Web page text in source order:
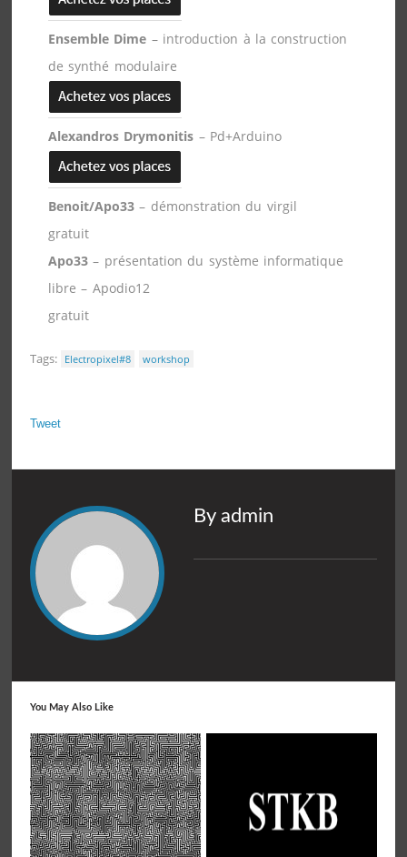
Ensemble Dime – introduction à la construction
de synthé modulaire
Alexandros Drymonitis – Pd+Arduino
Benoit/Apo33 – démonstration du virgil
gratuit
Apo33 – présentation du système informatique
libre – Apodio12
gratuit
Tags: Electropixel#8 workshop
Tweet
By admin
You May Also Like